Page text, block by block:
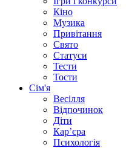
Кіно
Музика
Привітання
Свято
Статуси
Тести
Тости
Сім'я
Весілля
Відпочинок
Діти
Кар’єра
Психологія